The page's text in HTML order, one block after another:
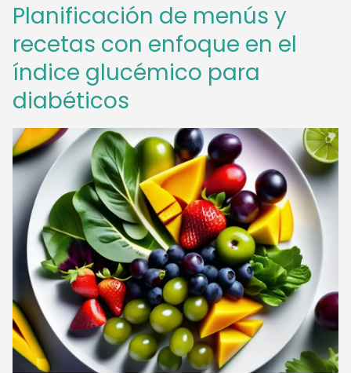
Planificación de menús y
recetas con enfoque en el
índice glucémico para
diabéticos